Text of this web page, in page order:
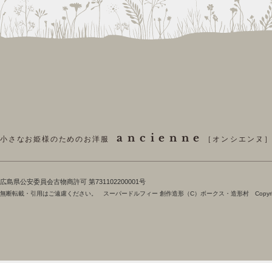
小さなお姫様のためのお洋服 ancienne ［オンシエンヌ
​広島県公安委員会古物商許可 第731102200001号
無断転載・引用はご遠慮ください。 スーパードルフィー 創作造形（C）ボークス・造形村